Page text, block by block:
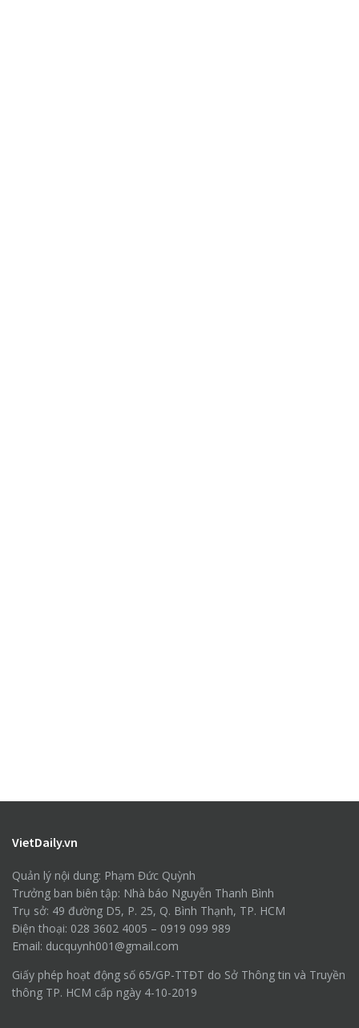
VietDaily.vn
Quản lý nội dung: Phạm Đức Quỳnh
Trưởng ban biên tập: Nhà báo Nguyễn Thanh Bình
Trụ sở: 49 đường D5, P. 25, Q. Bình Thạnh, TP. HCM
Điện thoại: 028 3602 4005 – 0919 099 989
Email: ducquynh001@gmail.com
Giấy phép hoạt động số 65/GP-TTĐT do Sở Thông tin và Truyền
thông TP. HCM cấp ngày 4-10-2019